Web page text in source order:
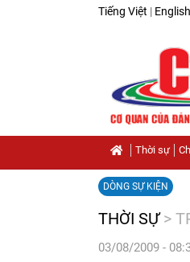
Tiếng Việt | English
Thời sự
DÒNG SỰ KIỆN
THỜI SỰ >
03/08/2009 -